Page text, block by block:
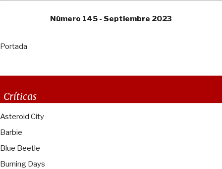
Número 145 - Septiembre 2023
Portada
Críticas
Asteroid City
Barbie
Blue Beetle
Burning Days